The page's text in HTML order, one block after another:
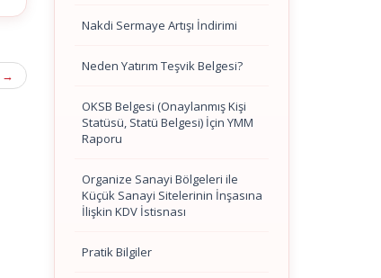
→
Nakdi Sermaye Artışı İndirimi
Neden Yatırım Teşvik Belgesi?
OKSB Belgesi (Onaylanmış Kişi
Statüsü, Statü Belgesi) İçin YMM
Raporu
Organize Sanayi Bölgeleri ile
Küçük Sanayi Sitelerinin İnşasına
İlişkin KDV İstisnası
Pratik Bilgiler